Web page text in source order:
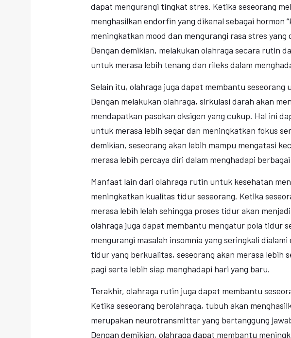
dapat mengurangi tingkat stres. Ketika seseorang
menghasilkan endorfin yang dikenal sebagai hormon
meningkatkan mood dan mengurangi rasa stres yang
Dengan demikian, melakukan olahraga secara rutin
untuk merasa lebih tenang dan rileks dalam
Selain itu, olahraga juga dapat membantu seseorang
Dengan melakukan olahraga, sirkulasi darah akan
mendapatkan pasokan oksigen yang cukup. Hal ini
untuk merasa lebih segar dan meningkatkan fokus
demikian, seseorang akan lebih mampu mengatasi
merasa lebih percaya diri dalam menghadapi
Manfaat lain dari olahraga rutin untuk kesehatan
meningkatkan kualitas tidur seseorang. Ketika
merasa lebih lelah sehingga proses tidur akan
olahraga juga dapat membantu mengatur pola tidur
mengurangi masalah insomnia yang seringkali
tidur yang berkualitas, seseorang akan merasa lebih
pagi serta lebih siap menghadapi hari yang baru.
Terakhir, olahraga rutin juga dapat membantu
Ketika seseorang berolahraga, tubuh akan
merupakan neurotransmitter yang bertanggung
Dengan demikian, olahraga dapat membantu